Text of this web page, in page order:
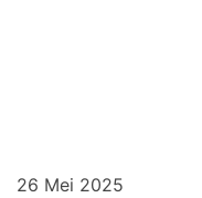
26 Mei 2025